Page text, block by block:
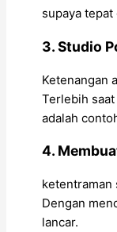
supaya tepat
3. Studio
Ketenangan
Terlebih
adalah
4.
ketentraman
Dengan
lancar.